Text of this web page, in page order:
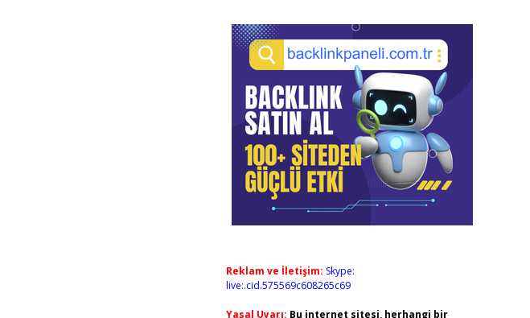
Reklam ve İletişim: Skype:
live:.cid.575569c608265c69
Yasal Uyarı: Bu internet sitesi, herhangi bir